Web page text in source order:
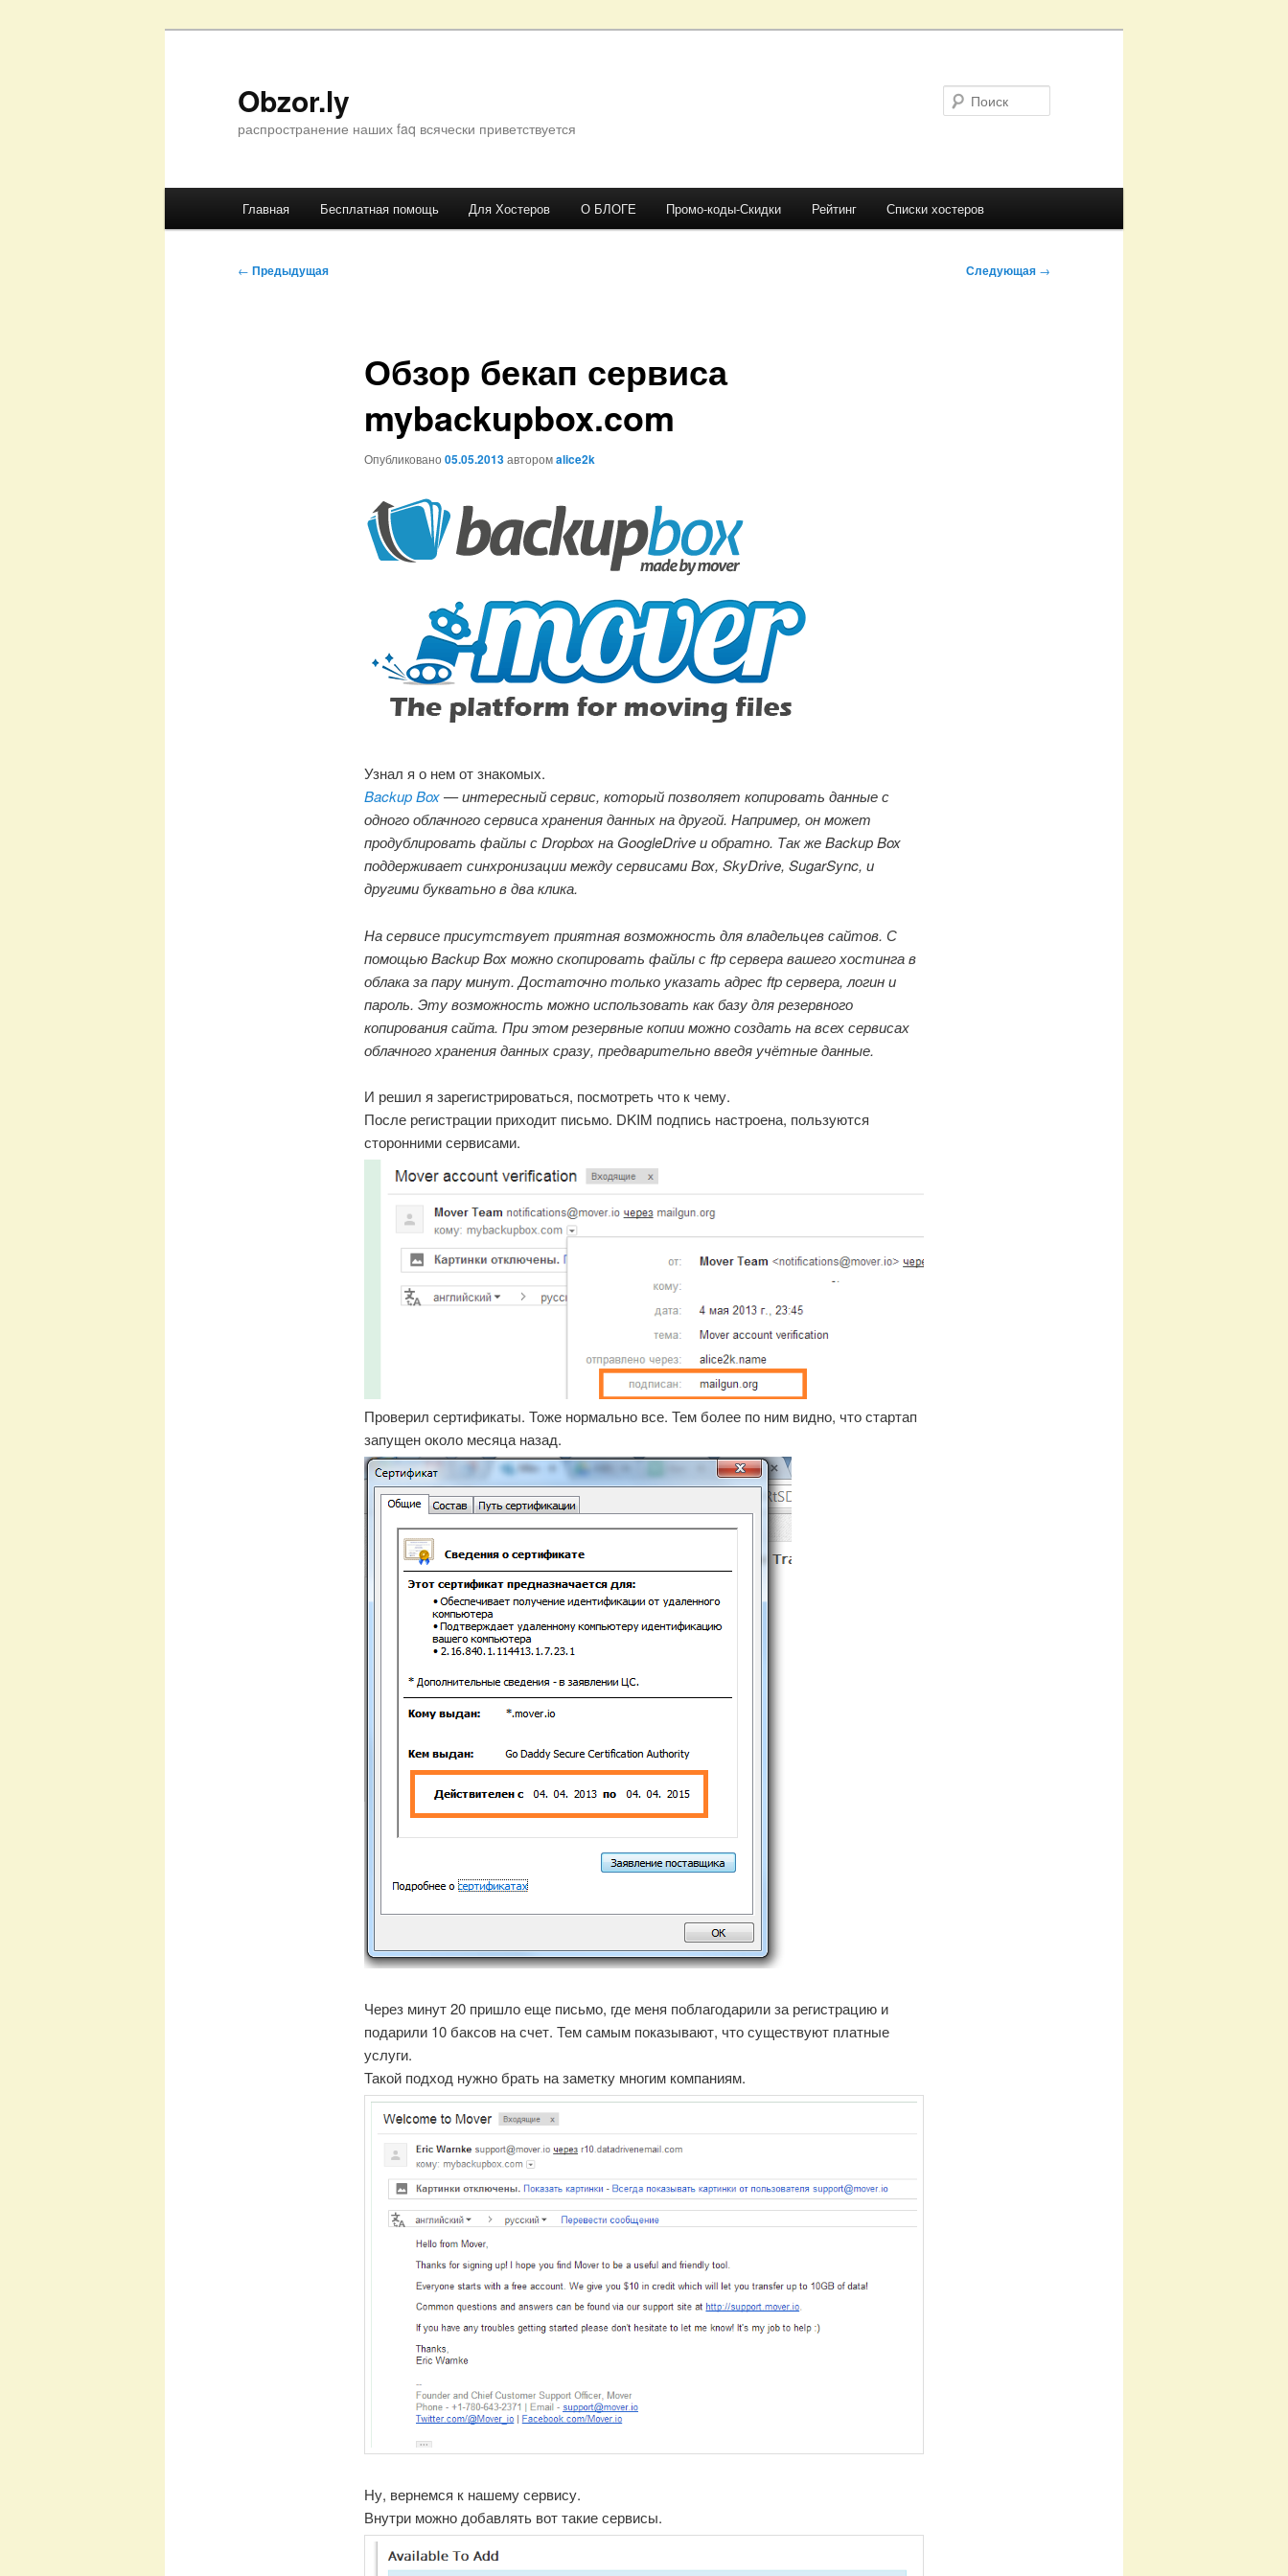
Obzor.ly
распространение наших faq всячески приветствуется
Главная Бесплатная помощь Для Хостеров О БЛОГЕ Промо-коды-Скидки Рейтинг Списки хостеров
Навигация
← Предыдущая Следующая →
Обзор бекап сервиса
mybackupbox.com
Опубликовано 05.05.2013авторомalice2k
Узнал я о нем от знакомых.
Backup Box— интересный сервис, который позволяет копировать данные с
одного облачного сервиса хранения данных на другой. Например, он может
продублировать файлы с Dropbox на GoogleDrive и обратно. Так же Backup Box
поддерживает синхронизации между сервисами Box, SkyDrive, SugarSync, и
другими букватьно в два клика.
На сервисе присутствует приятная возможность для владельцев сайтов. С
помощью Backup Box можно скопировать файлы с ftp сервера вашего хостинга в
облака за пару минут. Достаточно только указать адрес ftp сервера, логин и
пароль. Эту возможность можно использовать как базу для резервного
копирования сайта. При этом резервные копии можно создать на всех сервисах
облачного хранения данных сразу, предварительно введя учётные данные.
И решил я зарегистрироваться, посмотреть что к чему.
После регистрации приходит письмо. DKIM подпись настроена, пользуются
сторонними сервисами.
Проверил сертификаты. Тоже нормально все. Тем более по ним видно, что стартап
запущен около месяца назад.
Через минут 20 пришло еще письмо, где меня поблагодарили за регистрацию и
подарили 10 баксов на счет. Тем самым показывают, что существуют платные
услуги.
Такой подход нужно брать на заметку многим компаниям.
Ну, вернемся к нашему сервису.
Внутри можно добавлять вот такие сервисы.